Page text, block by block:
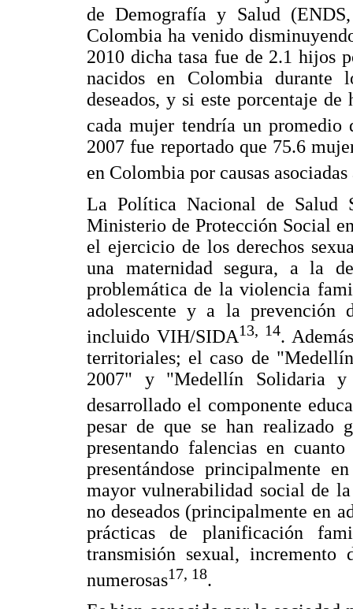
de Demografía y Salud
Colombia ha venido
2010 dicha tasa fue de 2.1 hijos
nacidos en Colombia durante
deseados, y si este porcentaje
cada mujer tendría un promedio
2007 fue reportado que 75.6
en Colombia por causas
La Política Nacional de Salud
Ministerio de Protección Social
el ejercicio de los derechos
una maternidad segura, a la
problemática de la violencia
adolescente y a la prevención
incluido VIH/SIDA13, 14.
territoriales; el caso de
2007" y "Medellín Solidaria y
desarrollado el componente
pesar de que se han realizado
presentando falencias en
presentándose principalmente
mayor vulnerabilidad social de
no deseados (principalmente en
prácticas de planificación
transmisión sexual,
numerosas17, 18.